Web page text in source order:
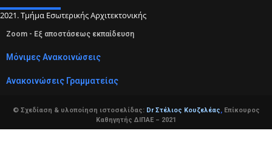
2021. Τμήμα Εσωτερικής Αρχιτεκτονικής
Zoom - Εξ αποστάσεως εκπαίδευση
Μόνιμες Ανακοινώσεις
Ανακοινώσεις Γραμματείας
© Σχεδίαση & υλοποίηση ιστοσελίδας: Dr Στέλιος Κουζελέας,Επίκουρος
Καθηγητής ΔΙΠΑΕ – 2021